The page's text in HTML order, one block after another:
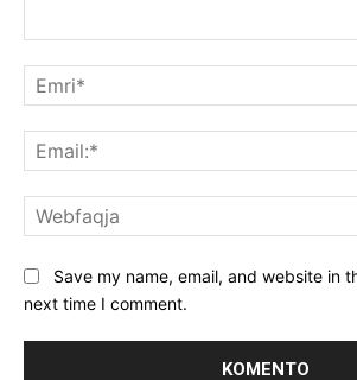
Save my name, email, and website in
next time I comment.